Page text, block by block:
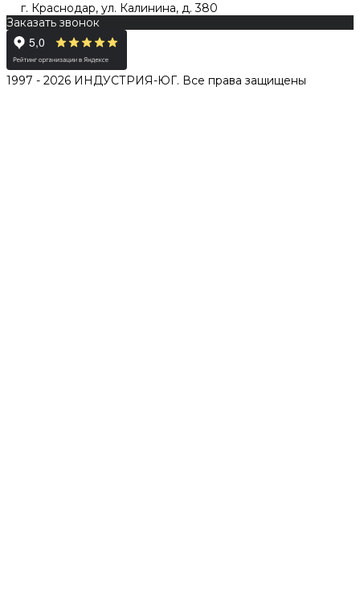
г. Краснодар, ул. Калинина, д. 380
Заказать звонок
1997 - 2026 ИНДУСТРИЯ-ЮГ. Все права защищены